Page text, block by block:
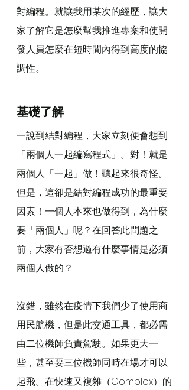
對編程。就讓我用某次的經歷，讓大
家了解它是怎麼幫我推進專案和使開
發人員怎麼在短時間內得到高度的協
調性。
基礎了解
一說到結對編程，大家立刻便會想到
「兩個人一起編寫程式」。對！就是
兩個人「一起」做！聽起來很奇怪。
但是，這卻是結對編程成功的最重要
因素！一個人本來也做得到，為什麼
要「兩個人」呢？在回答此問題之
前，大家有否想過有什麼事情是必須
兩個人做的？
沒錯，雖然在疫情下我們少了使用商
用民航機，但是此交通工具，都必需
由二位機師負責駕駛。如果更大一
些，甚至要三位機師同時在場才可以
起飛。在快速又複雜（Complex）的